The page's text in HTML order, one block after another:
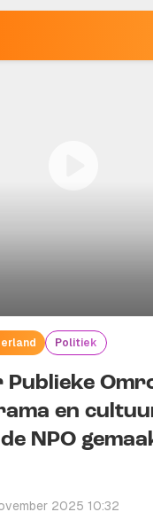
Politiek
en
NPO
2025 10:32